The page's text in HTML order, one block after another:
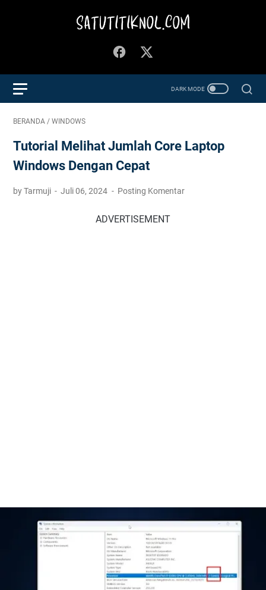
BERANDA / WINDOWS
Tutorial Melihat Jumlah Core Laptop
Windows Dengan Cepat
by Tarmuji Juli 06, 2024 Posting Komentar
ADVERTISEMENT